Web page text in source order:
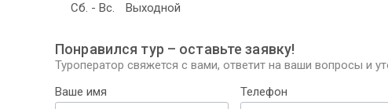
Сб. - Вс.
Выходной
Понравился тур – оставьте заявку!
Туроператор свяжется с вами, ответит на ваши вопросы и
Ваше имя
Телефон